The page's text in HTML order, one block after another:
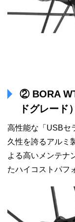
② BORA
ドグレード）
高性能な「USBセ
久性を誇るアルミ
よる高いメンテナ
たハイコストパフ